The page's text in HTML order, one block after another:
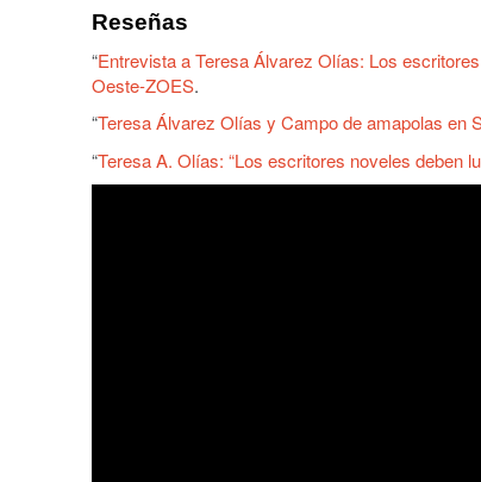
Reseñas
“Entrevista a Teresa Álvarez Olías: Los
Oeste-ZOES.
“Teresa Álvarez Olías y Campo de amapolas en
“Teresa A. Olías: “Los escritores noveles deben